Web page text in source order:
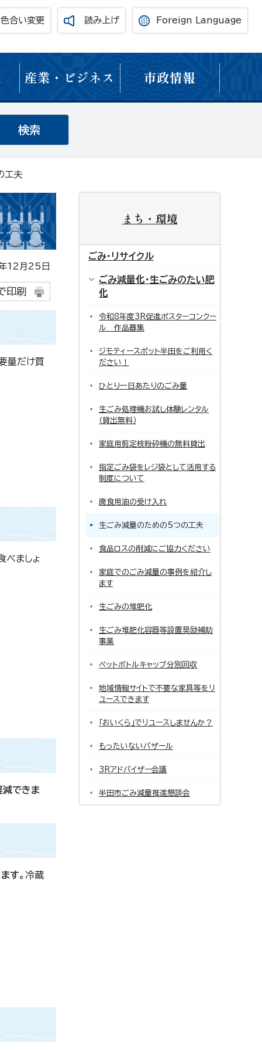
色合い変更 読み上げ Foreign Language
産業・ビジネス 市政情報
工夫
12月25日
印刷
量だけ買
べましょ
減できま
す。 冷蔵
まち・環境
ごみ・リサイクル
ごみ減量化・生ごみのたい肥
化
令和8年度3R促進ポスターコンクー
ル 作品募集
ジモティースポット半田をご利用く
ださい！
ひとり一日あたりのごみ量
生ごみ処理機お試し体験レンタル
（貸出無料）
家庭用剪定枝粉砕機の無料貸出
指定ごみ袋をレジ袋として活用する
制度について
廃食用油の受け入れ
生ごみ減量のための5つの工夫
食品ロスの削減にご協力ください
家庭でのごみ減量の事例を紹介し
ます
生ごみの堆肥化
生ごみ堆肥化容器等設置奨励補助
事業
ペットボトルキャップ分別回収
地域情報サイトで不要な家具等をリ
ユースできます
「おいくら」でリユースしませんか？
もったいないバザール
3Rアドバイザー会議
半田市ごみ減量推進懇談会